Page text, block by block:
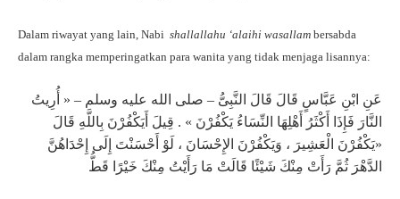
Dalam riwayat yang lain, Nabi shallallahu ‘alaihi wasallam bersabda
dalam rangka memperingatkan para wanita yang tidak menjaga lisannya:
عَنِ ابْنِ عَبَّاسٍ قَالَ قَالَ النَّبِىُّ – صلى الله عليه وسلم – « أُرِيتُ
النَّارَ فَإِذَا أَكْثَرُ أَهْلِهَا النِّسَاءُ يَكْفُرْنَ » . قِيلَ أَيَكْفُرْنَ بِاللَّهِ قَالَ
«يَكْفُرْنَ الْعَشِيرَ ، وَيَكْفُرْنَ الإِحْسَانَ ، لَوْ أَحْسَنْتَ إِلَى إِحْدَاهُنَّ
الدَّهْرَ ثُمَّ رَأَتْ مِنْكَ شَيْئًا قَالَتْ مَا رَأَيْتُ مِنْكَ خَيْرًا قَطُّ